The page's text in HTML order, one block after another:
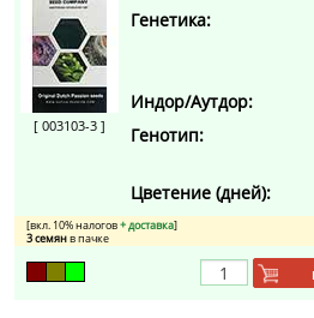
[ 003103-3 ]
Генетика:
Индор/Аутдор:
Генотип:
Цветение (дней):
[вкл. 10% налогов+ доставка]
3 семянв пачке